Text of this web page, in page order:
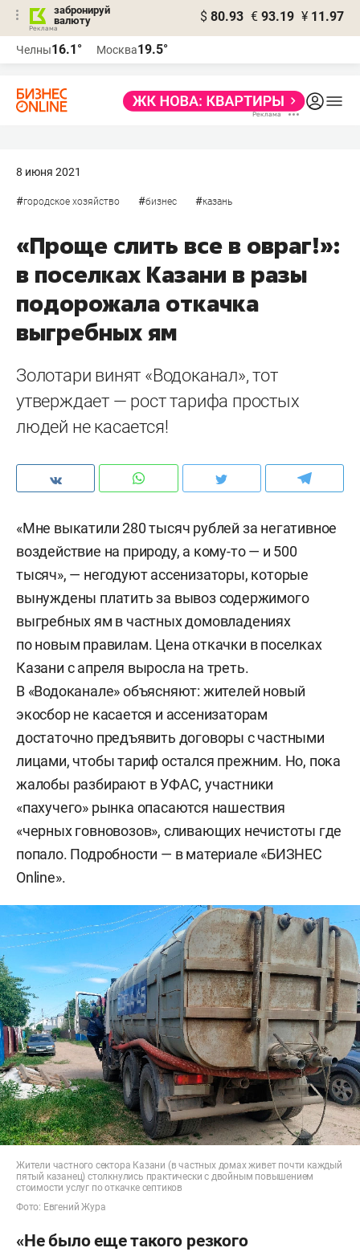
забронируй
валюту
$ 80.93 € 93.19 ¥ 11.97
Челны16.1° Москва19.5°
8 июня 2021
#городское хозяйство #бизнес #казань
«Проще слить все в овраг!»:
в поселках Казани в разы
подорожала откачка
выгребных ям
Золотари винят «Водоканал», тот
утверждает — рост тарифа простых
людей не касается!
«Мне выкатили 280 тысяч рублей за негативное
воздействие на природу, а кому-то — и 500
тысяч», — негодуют ассенизаторы, которые
вынуждены платить за вывоз содержимого
выгребных ям в частных домовладениях
по новым правилам. Цена откачки в поселках
Казани с апреля выросла на треть.
В «Водоканале» объясняют: жителей новый
экосбор не касается и ассенизаторам
достаточно предъявить договоры с частными
лицами, чтобы тариф остался прежним. Но, пока
жалобы разбирают в УФАС, участники
«пахучего» рынка опасаются нашествия
«черных говновозов», сливающих нечистоты где
попало. Подробности — в материале «БИЗНЕС
Online».
Жители частного сектора Казани (в частных домах живет почти каждый
пятый казанец) столкнулись практически с двойным повышением
стоимости услуг по откачке септиков
Фото: Евгений Жура
«Не было еще такого резкого